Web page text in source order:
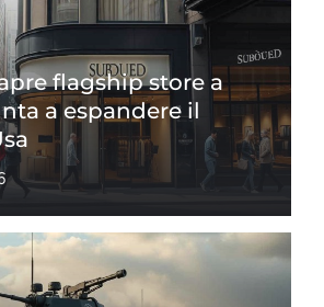
flagship store a
a espandere il